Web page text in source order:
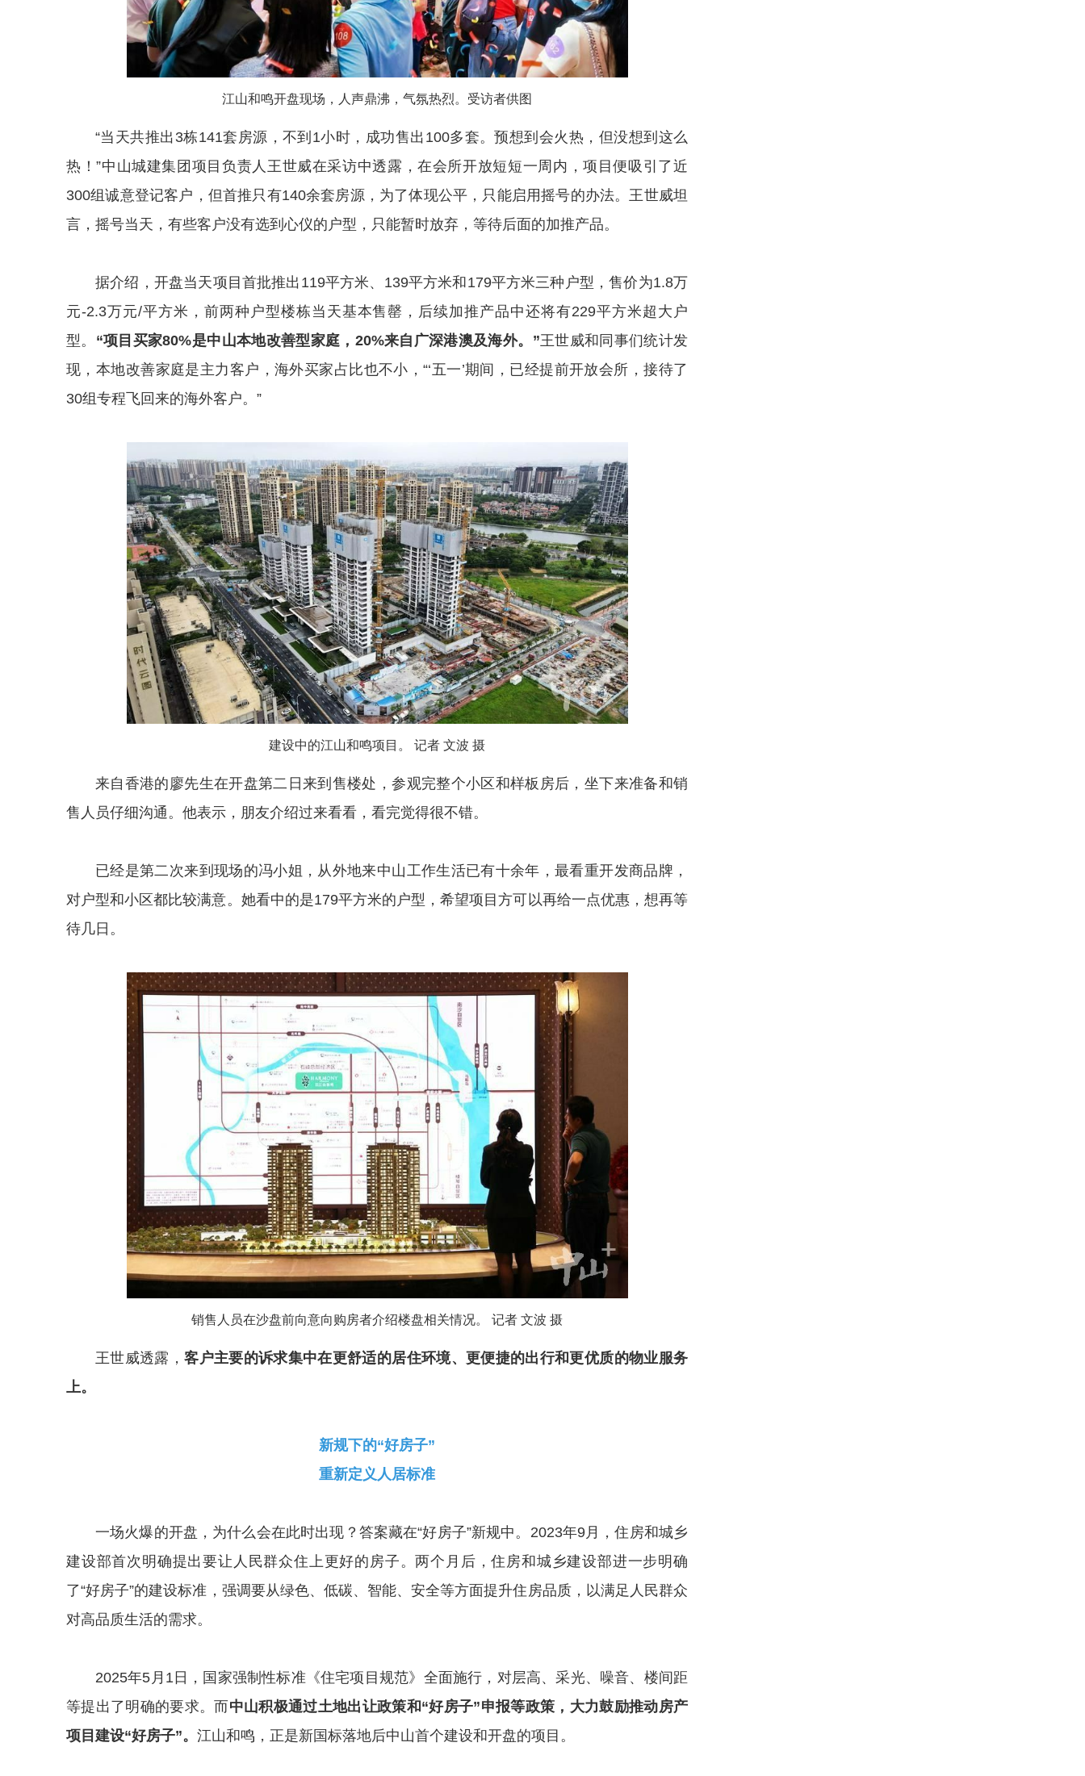
江山和鸣开盘现场，人声鼎沸，气氛热烈。受访者供图
“当天共推出3栋141套房源，不到1小时，成功售出100多套。预想到会火热，但没想到这么
热！”中山城建集团项目负责人王世威在采访中透露，在会所开放短短一周内，项目便吸引了近
300组诚意登记客户，但首推只有140余套房源，为了体现公平，只能启用摇号的办法。王世威坦
言，摇号当天，有些客户没有选到心仪的户型，只能暂时放弃，等待后面的加推产品。
据介绍，开盘当天项目首批推出119平方米、139平方米和179平方米三种户型，售价为1.8万
元-2.3万元/平方米，前两种户型楼栋当天基本售罄，后续加推产品中还将有229平方米超大户
型。 “项目买家80%是中山本地改善型家庭，20%来自广深港澳及海外。”王世威和同事们统计发
现，本地改善家庭是主力客户，海外买家占比也不小，“‘五一’期间，已经提前开放会所，接待了
30组专程飞回来的海外客户。”
建设中的江山和鸣项目。 记者 文波 摄
来自香港的廖先生在开盘第二日来到售楼处，参观完整个小区和样板房后，坐下来准备和销
售人员仔细沟通。他表示，朋友介绍过来看看，看完觉得很不错。
已经是第二次来到现场的冯小姐，从外地来中山工作生活已有十余年，最看重开发商品牌，
对户型和小区都比较满意。她看中的是179平方米的户型，希望项目方可以再给一点优惠，想再等
待几日。
销售人员在沙盘前向意向购房者介绍楼盘相关情况。 记者 文波 摄
王世威透露，客户主要的诉求集中在更舒适的居住环境、更便捷的出行和更优质的物业服务
上。
新规下的“好房子”
重新定义人居标准
一场火爆的开盘，为什么会在此时出现？答案藏在“好房子”新规中。2023年9月，住房和城乡
建设部首次明确提出要让人民群众住上更好的房子。两个月后，住房和城乡建设部进一步明确
了“好房子”的建设标准，强调要从绿色、低碳、智能、安全等方面提升住房品质，以满足人民群众
对高品质生活的需求。
2025年5月1日，国家强制性标准《住宅项目规范》全面施行，对层高、采光、噪音、楼间距
等提出了明确的要求。而中山积极通过土地出让政策和“好房子”申报等政策，大力鼓励推动房产
项目建设“好房子”。 江山和鸣，正是新国标落地后中山首个建设和开盘的项目。